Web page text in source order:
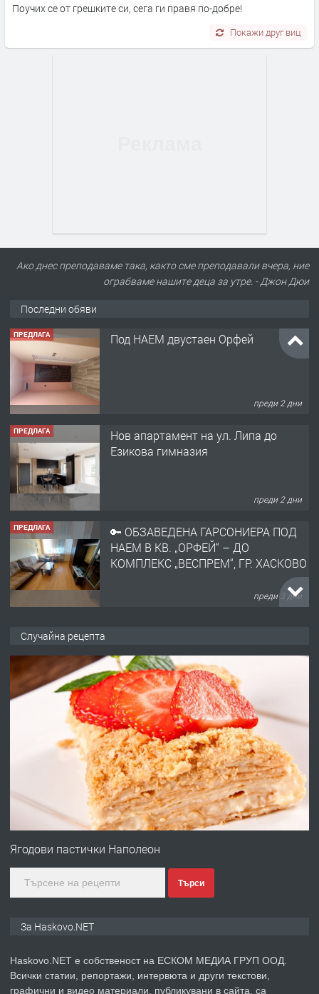
Поучих се от грешките си, сега ги правя по-добре!
Покажи друг виц
Ако днес преподаваме така, както сме преподавали вчера, ние
ограбваме нашите деца за утре. - Джон Дюи
Последни обяви
ПРЕДЛАГА Под НАЕМ двустаен Орфей
преди 2 дни
ПРЕДЛАГА
Нов апартамент на ул. Липа до
Езикова гимназия
преди 2 дни
ПРЕДЛАГА
🔑 ОБЗАВЕДЕНА ГАРСОНИЕРА ПОД
НАЕМ В КВ. „ОРФЕЙ“ – ДО
КОМПЛЕКС „ВЕСПРЕМ“, ГР. ХАСКОВО
преди 3 дни
АПАРТАМЕНТ В ЦЕНТЪРА НА ГР.
ХАСКОВО
Давам гараж под наем
преди 4 дни
ПРЕДЛАГА
№4120 Магазин/Офис под наем в кв.
градската градина!
преди 5 дни
Случайна рецепта
Ягодови пастички Наполеон
Търси
За Haskovo.NET
Haskovo.NET е собственост на ЕСКОМ МЕДИА ГРУП ООД.
Всички статии, репортажи, интервюта и други текстови,
графични и видео материали, публикувани в сайта, са